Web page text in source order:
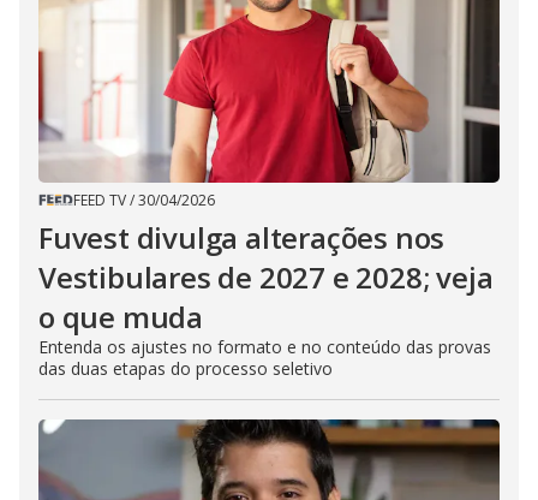
FEED TV/30/04/2026
Fuvest divulga alterações nos
Vestibulares de 2027 e 2028; veja
o que muda
Entenda os ajustes no formato e no conteúdo das provas
das duas etapas do processo seletivo